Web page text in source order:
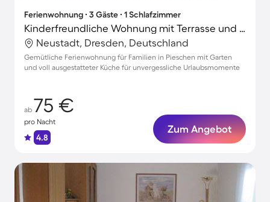
Ferienwohnung ∙ 3 Gäste ∙ 1 Schlafzimmer
Kinderfreundliche Wohnung mit Terrasse und Garten | Gartenblick
Neustadt, Dresden, Deutschland
Gemütliche Ferienwohnung für Familien in Pieschen mit Garten
und voll ausgestatteter Küche für unvergessliche Urlaubsmomente
ab 75 €
pro Nacht
4.8
Zum Angebot